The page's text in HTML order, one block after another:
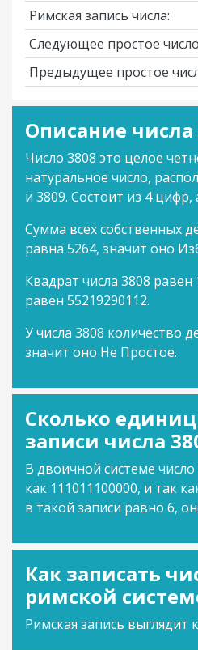
Римская запись числа:
Следующее простое
Предыдущее простое
Описание числа
Число 3808 это целое
натуральное число,
и 3809. Состоит из 4 цифр,
Сумма всех собственных
равна 5264, значит оно
Квадрат числа 3808 равен
равен 55219290112.
У числа 3808 количество
значит оно Не Простое.
Сколько
записи числа
В двоичной системе число
как 111011100000, и так
в такой записи равно 6,
Как записать
римской
Римская запись выглядит